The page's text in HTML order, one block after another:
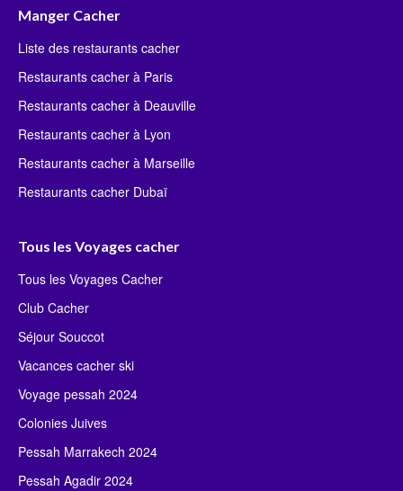
Manger Cacher
Liste des restaurants cacher
Restaurants cacher à Paris
Restaurants cacher à Deauville
Restaurants cacher à Lyon
Restaurants cacher à Marseille
Restaurants cacher Dubaï
Tous les Voyages cacher
Tous les Voyages Cacher
Club Cacher
Séjour Souccot
Vacances cacher ski
Voyage pessah 2024
Colonies Juives
Pessah Marrakech 2024
Pessah Agadir 2024